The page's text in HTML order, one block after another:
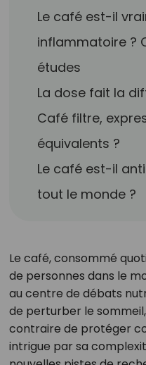
Le café est-il
inflammatoire ?
études
La dose fait la
Café filtre,
équivalents ?
Le café est-il
tout le monde ?
Le café, consommé
de personnes dans le
au centre de débats
de perturber le sommeil,
contraire de protéger
intrigue par sa